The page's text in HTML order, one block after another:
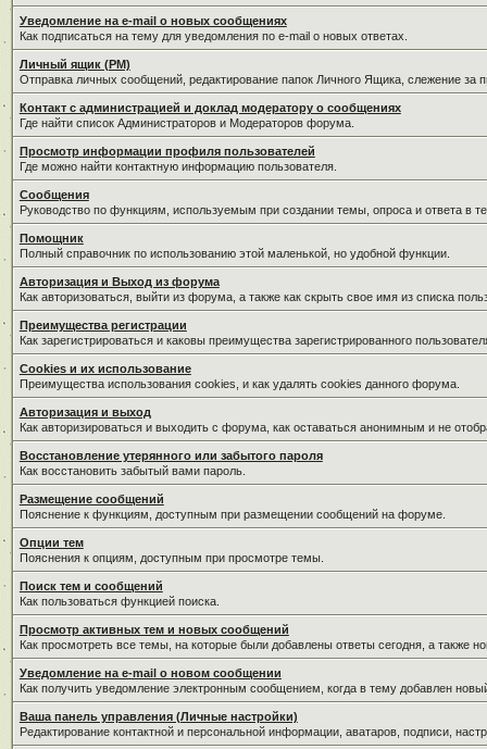
Уведомление на e-mail о новых сообщениях
Как подписаться на тему для уведомления по e-mail о новых ответах.
Личный ящик (PM)
Отправка личных сообщений, редактирование папок Личного Ящика, слежение
Контакт с администрацией и доклад модератору о сообщениях
Где найти список Администраторов и Модераторов форума.
Просмотр информации профиля пользователей
Где можно найти контактную информацию пользователя.
Сообщения
Руководство по функциям, используемым при создании темы, опроса и ответа в
Помощник
Полный справочник по использованию этой маленькой, но удобной функции.
Авторизация и Выход из форума
Как авторизоваться, выйти из форума, а также как скрыть свое имя из списка
Преимущества регистрации
Как зарегистрироваться и каковы преимущества зарегистрированного
Cookies и их использование
Преимущества использования cookies, и как удалять cookies данного форума.
Авторизация и выход
Как авторизироваться и выходить с форума, как оставаться анонимным и не
Восстановление утерянного или забытого пароля
Как восстановить забытый вами пароль.
Размещение сообщений
Пояснение к функциям, доступным при размещении сообщений на форуме.
Опции тем
Пояснения к опциям, доступным при просмотре темы.
Поиск тем и сообщений
Как пользоваться функцией поиска.
Просмотр активных тем и новых сообщений
Как просмотреть все темы, на которые были добавлены ответы сегодня, а также
Уведомление на е-mail о новом сообщении
Как получить уведомление электронным сообщением, когда в тему добавлен
Ваша панель управления (Личные настройки)
Редактирование контактной и персональной информации, аватаров, подписи,